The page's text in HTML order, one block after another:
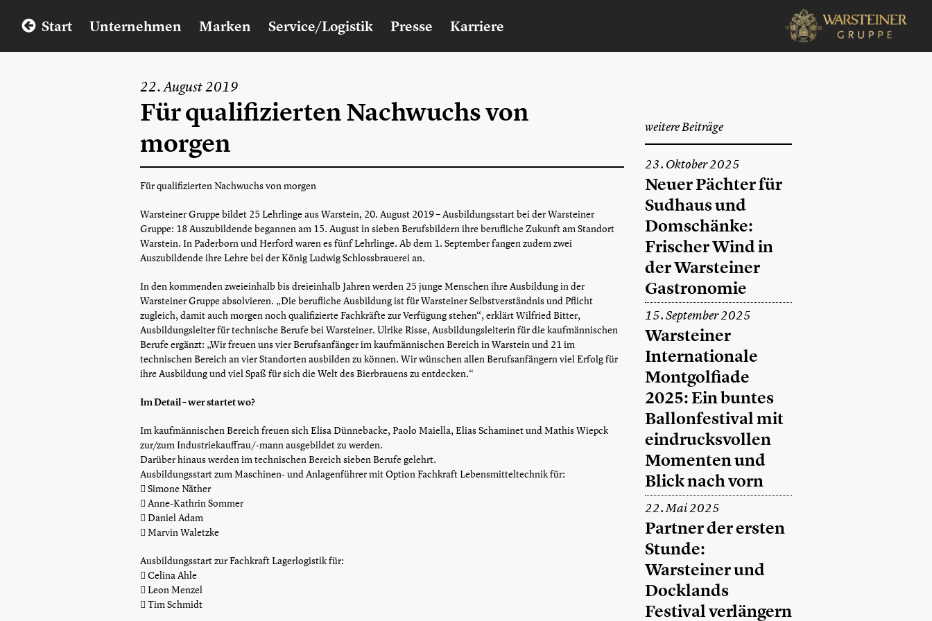
Start Unternehmen Marken Service/Logistik Presse Karriere
22. August 2019
Für qualifizierten Nachwuchs von
morgen
Für qualifizierten Nachwuchs von morgen
Warsteiner Gruppe bildet 25 Lehrlinge aus Warstein, 20. August 2019 – Ausbildungsstart bei der Warsteiner
Gruppe: 18 Auszubildende begannen am 15. August in sieben Berufsbildern ihre berufliche Zukunft am Standort
Warstein. In Paderborn und Herford waren es fünf Lehrlinge. Ab dem 1. September fangen zudem zwei
Auszubildende ihre Lehre bei der König Ludwig Schlossbrauerei an.
In den kommenden zweieinhalb bis dreieinhalb Jahren werden 25 junge Menschen ihre Ausbildung in der
Warsteiner Gruppe absolvieren. „Die berufliche Ausbildung ist für Warsteiner Selbstverständnis und Pflicht
zugleich, damit auch morgen noch qualifizierte Fachkräfte zur Verfügung stehen“, erklärt Wilfried Bitter,
Ausbildungsleiter für technische Berufe bei Warsteiner. Ulrike Risse, Ausbildungsleiterin für die kaufmännischen
Berufe ergänzt: „Wir freuen uns vier Berufsanfänger im kaufmännischen Bereich in Warstein und 21 im
technischen Bereich an vier Standorten ausbilden zu können. Wir wünschen allen Berufsanfängern viel Erfolg für
ihre Ausbildung und viel Spaß für sich die Welt des Bierbrauens zu entdecken.“
Im Detail – wer startet wo?
Im kaufmännischen Bereich freuen sich Elisa Dünnebacke, Paolo Maiella, Elias Schaminet und Mathis Wiepck
zur/zum Industriekauffrau/-mann ausgebildet zu werden.
Darüber hinaus werden im technischen Bereich sieben Berufe gelehrt.
Ausbildungsstart zum Maschinen- und Anlagenführer mit Option Fachkraft Lebensmitteltechnik für:
 Simone Näther
 Anne-Kathrin Sommer
 Daniel Adam
 Marvin Waletzke
Ausbildungsstart zur Fachkraft Lagerlogistik für:
 Celina Ahle
 Leon Menzel
 Tim Schmidt
weitere Beiträge
23. Oktober 2025
Neuer Pächter für
Sudhaus und
Domschänke:
Frischer Wind in
der Warsteiner
Gastronomie
15. September 2025
Warsteiner
Internationale
Montgolfiade
2025: Ein buntes
Ballonfestival mit
eindrucksvollen
Momenten und
Blick nach vorn
22. Mai 2025
Partner der ersten
Stunde:
Warsteiner und
Docklands
Festival verlängern